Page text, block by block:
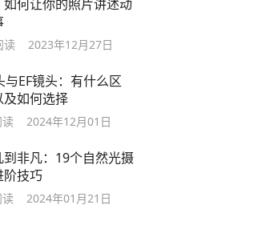
如何让你的照片讲述动
读 2023年12月27日
与EF镜头：有什么区
及如何选择
读 2024年12月01日
到非凡：19个自然光摄
阶技巧
读 2024年01月21日